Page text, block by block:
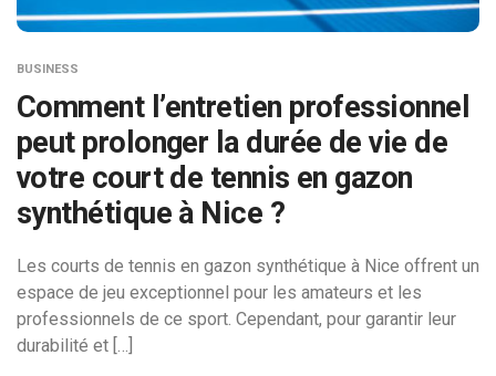
BUSINESS
Comment l’entretien professionnel
peut prolonger la durée de vie de
votre court de tennis en gazon
synthétique à Nice ?
Les courts de tennis en gazon synthétique à Nice offrent un
espace de jeu exceptionnel pour les amateurs et les
professionnels de ce sport. Cependant, pour garantir leur
durabilité et […]